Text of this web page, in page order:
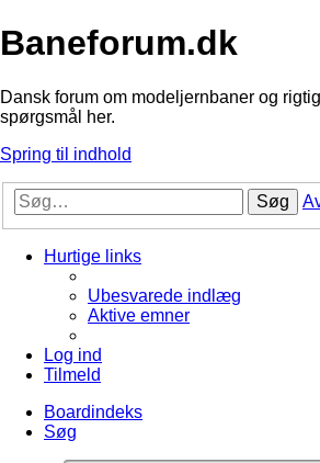
Baneforum.dk
Dansk forum om modeljernbaner og
spørgsmål her.
Spring til indhold
Søg
Hurtige links
Ubesvarede indlæg
Aktive emner
Log ind
Tilmeld
Boardindeks
Søg